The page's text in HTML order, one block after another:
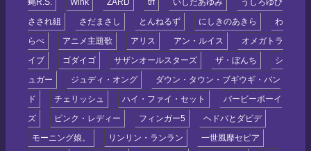
蝿R.S.
Wink ZARD trf いしだあゆみ
うしろゆび
さされ組
さだまさし とんねるず にしきのあきら
わ
らべ
アニメ主題歌 アリス アン・ルイス
オメガトラ
イブ
ゴダイゴ サザンオールスターズ ザ・ぼんち
シ
ュガー
ジュディ・オング
ダウン・タウン・ブギウギ・バン
ド
チェリッシュ ハイ・ファイ・セット
バービーボーイ
ズ
ピンク・レディー フィンガー5
ヘドバとダビデ
モーニング娘。
リンリン・ランラン
一世風靡セピア